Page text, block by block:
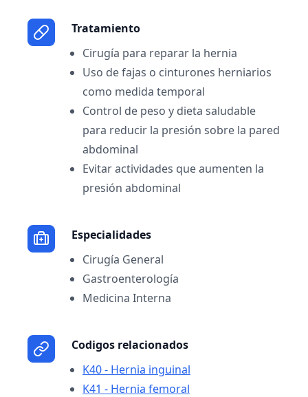
Tratamiento
Cirugía para reparar la hernia
Uso de fajas o cinturones herniarios
como medida temporal
Control de peso y dieta saludable
para reducir la presión sobre la pared
abdominal
Evitar actividades que aumenten la
presión abdominal
Especialidades
Cirugía General
Gastroenterología
Medicina Interna
Codigos relacionados
K40 - Hernia inguinal
K41 - Hernia femoral